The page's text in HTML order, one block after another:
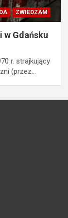
ZWIEDZAM
w Gdańsku
r. strajkujący
(przez…